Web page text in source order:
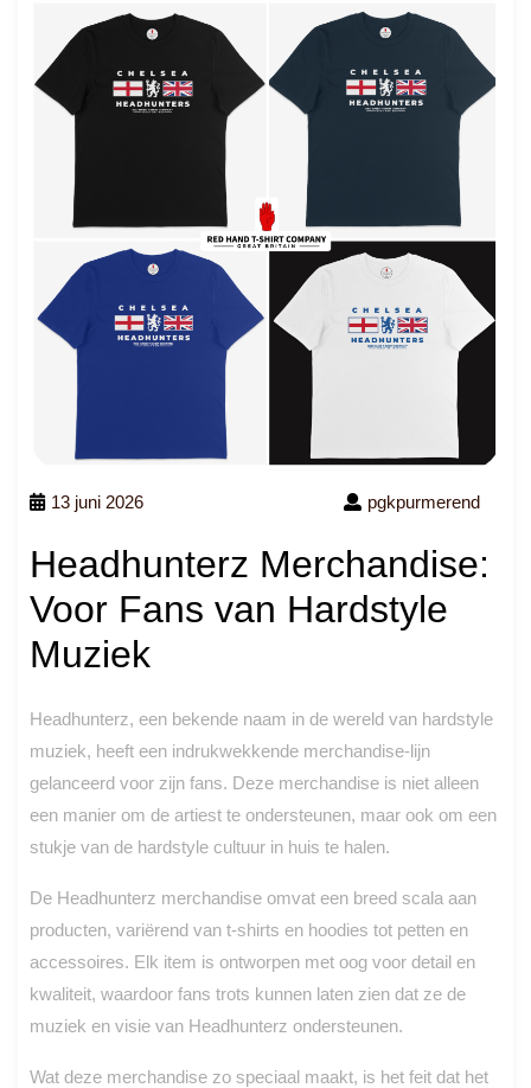
13 juni 2026 pgkpurmerend
Headhunterz Merchandise:
Voor Fans van Hardstyle
Muziek
Headhunterz, een bekende naam in de wereld van hardstyle
muziek, heeft een indrukwekkende merchandise-lijn
gelanceerd voor zijn fans. Deze merchandise is niet alleen
een manier om de artiest te ondersteunen, maar ook om een
stukje van de hardstyle cultuur in huis te halen.
De Headhunterz merchandise omvat een breed scala aan
producten, variërend van t-shirts en hoodies tot petten en
accessoires. Elk item is ontworpen met oog voor detail en
kwaliteit, waardoor fans trots kunnen laten zien dat ze de
muziek en visie van Headhunterz ondersteunen.
Wat deze merchandise zo speciaal maakt, is het feit dat het